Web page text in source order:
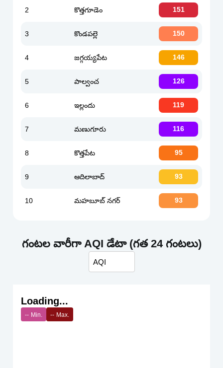
2 కొత్తగూడెం 151
3 కొండపల్లె 150
4 జగ్గయ్యపేట 146
5 పాల్వంచ 126
6 ఇల్లందు 119
7 మణుగూరు 116
8 కొత్తపేట 95
9 ఆదిలాబాద్ 93
10 మహబూబ్ నగర్ 93
గంటల వారీగా AQI డేటా (గత 24 గంటలు)
Loading...
-- Min. -- Max.